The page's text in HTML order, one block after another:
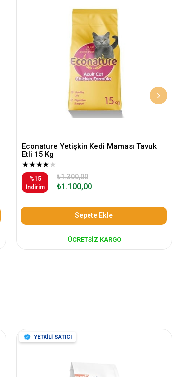
Econature Yetişkin Kedi Maması Tavuk
Etli 15 Kg
★★★★★
%15
İndirim
₺1.100,00
₺1.300,00
Sepete Ekle
ÜCRETSIZ KARGO
YETKİLİ SATICI